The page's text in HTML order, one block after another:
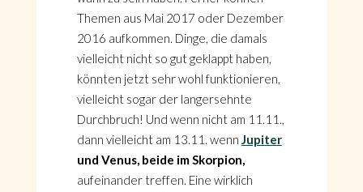
Themen aus Mai 2017 oder Dezember
2016 aufkommen. Dinge, die damals
vielleicht nicht so gut geklappt haben,
könnten jetzt sehr wohl funktionieren,
vielleicht sogar der langersehnte
Durchbruch! Und wenn nicht am 11.11.,
dann vielleicht am 13.11. wenn Jupiter
und Venus, beide im Skorpion,
aufeinander treffen. Eine wirklich